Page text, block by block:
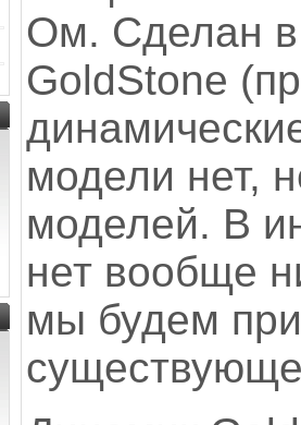
Ом. Сделан в
GoldStone
модели нет,
моделей. В
нет вообще
мы будем